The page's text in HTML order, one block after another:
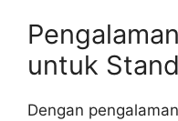
untuk
Dengan